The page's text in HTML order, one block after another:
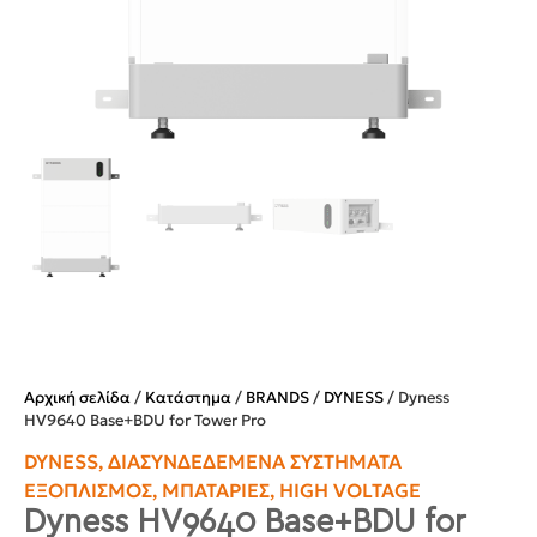
Αρχική σελίδα/ Κατάστημα/ BRANDS/ DYNESS/ Dyness
HV9640 Base+BDU for Tower Pro
DYNESS, ΔΙΑΣΥΝΔΕΔΕΜΈΝΑ ΣΥΣΤΉΜΑΤΑ
ΕΞΟΠΛΙΣΜΌΣ, ΜΠΑΤΑΡΊΕΣ, HIGH VOLTAGE
Dyness HV9640 Base+BDU for